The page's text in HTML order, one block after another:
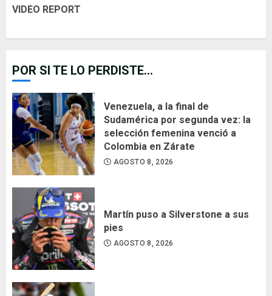
VIDEO REPORT
POR SI TE LO PERDISTE...
Venezuela, a la final de
Sudamérica por segunda vez: la
selección femenina venció a
Colombia en Zárate
AGOSTO 8, 2026
Martín puso a Silverstone a sus
pies
AGOSTO 8, 2026